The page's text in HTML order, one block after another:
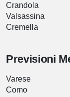
Crandola
Valsassina
Cremella
Previsioni
Varese
Como